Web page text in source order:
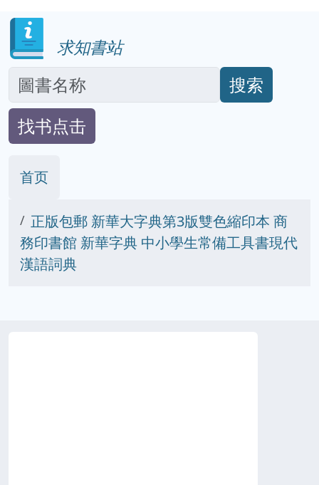
求知書站
搜索
找书点击
首页
正版包郵 新華大字典第3版雙色縮印本 商
務印書館 新華字典 中小學生常備工具書現代
漢語詞典